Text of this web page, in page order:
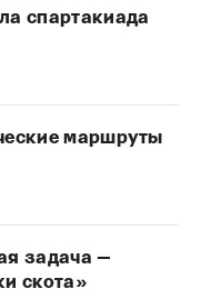
спартакиада
маршруты
задача —
скота»